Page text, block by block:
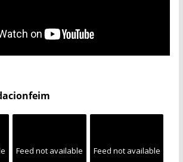
Feed not available Feed not available